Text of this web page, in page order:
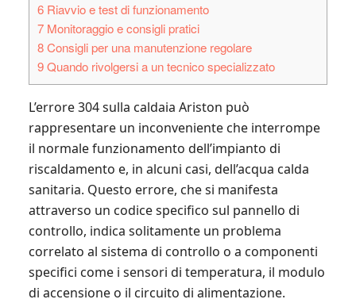
6Riavvio e test di funzionamento
7Monitoraggio e consigli pratici
8Consigli per una manutenzione regolare
9Quando rivolgersi a un tecnico specializzato
L’errore 304 sulla caldaia Ariston può
rappresentare un inconveniente che interrompe
il normale funzionamento dell’impianto di
riscaldamento e, in alcuni casi, dell’acqua calda
sanitaria. Questo errore, che si manifesta
attraverso un codice specifico sul pannello di
controllo, indica solitamente un problema
correlato al sistema di controllo o a componenti
specifici come i sensori di temperatura, il modulo
di accensione o il circuito di alimentazione.